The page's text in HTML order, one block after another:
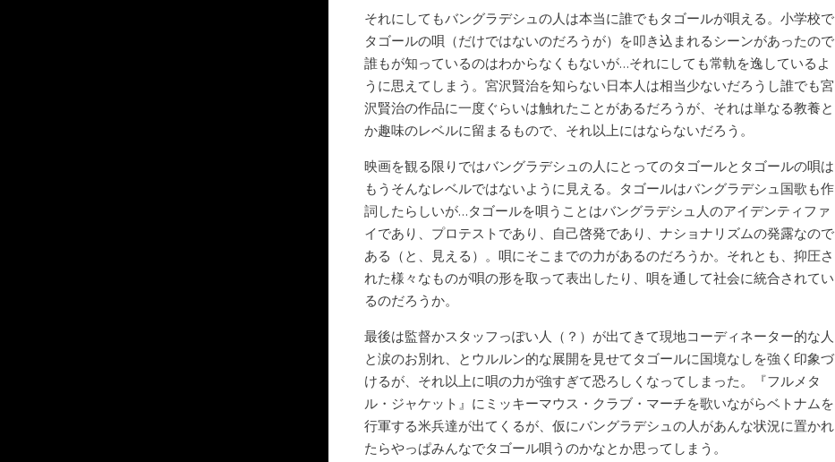
それにしてもバングラデシュの人は本当に誰でもタゴールが唄える。小学校で
タゴールの唄（だけではないのだろうが）を叩き込まれるシーンがあったので
誰もが知っているのはわからなくもないが…それにしても常軌を逸しているよ
うに思えてしまう。宮沢賢治を知らない日本人は相当少ないだろうし誰でも宮
沢賢治の作品に一度ぐらいは触れたことがあるだろうが、それは単なる教養と
か趣味のレベルに留まるもので、それ以上にはならないだろう。
映画を観る限りではバングラデシュの人にとってのタゴールとタゴールの唄は
もうそんなレベルではないように見える。タゴールはバングラデシュ国歌も作
詞したらしいが…タゴールを唄うことはバングラデシュ人のアイデンティファ
イであり、プロテストであり、自己啓発であり、ナショナリズムの発露なので
ある（と、見える）。唄にそこまでの力があるのだろうか。それとも、抑圧さ
れた様々なものが唄の形を取って表出したり、唄を通して社会に統合されてい
るのだろうか。
最後は監督かスタッフっぽい人（？）が出てきて現地コーディネーター的な人
と涙のお別れ、とウルルン的な展開を見せてタゴールに国境なしを強く印象づ
けるが、それ以上に唄の力が強すぎて恐ろしくなってしまった。『フルメタ
ル・ジャケット』にミッキーマウス・クラブ・マーチを歌いながらベトナムを
行軍する米兵達が出てくるが、仮にバングラデシュの人があんな状況に置かれ
たらやっぱみんなでタゴール唄うのかなとか思ってしまう。